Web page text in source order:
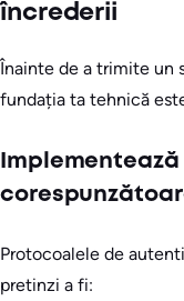
încrederii
Înainte de a trimite un
fundația ta tehnică
Protocoalele de
pretinzi a fi: